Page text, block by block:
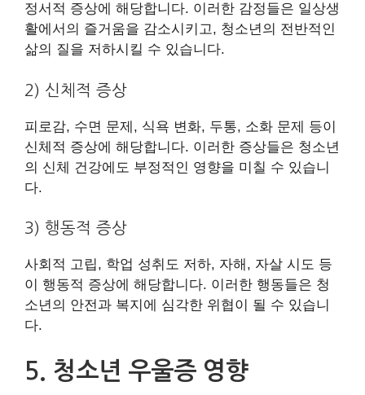
정서적 증상에 해당합니다. 이러한 감정들은 일상생
활에서의 즐거움을 감소시키고, 청소년의 전반적인
삶의 질을 저하시킬 수 있습니다.
2) 신체적 증상
피로감, 수면 문제, 식욕 변화, 두통, 소화 문제 등이
신체적 증상에 해당합니다. 이러한 증상들은 청소년
의 신체 건강에도 부정적인 영향을 미칠 수 있습니
다.
3) 행동적 증상
사회적 고립, 학업 성취도 저하, 자해, 자살 시도 등
이 행동적 증상에 해당합니다. 이러한 행동들은 청
소년의 안전과 복지에 심각한 위협이 될 수 있습니
다.
5. 청소년 우울증 영향